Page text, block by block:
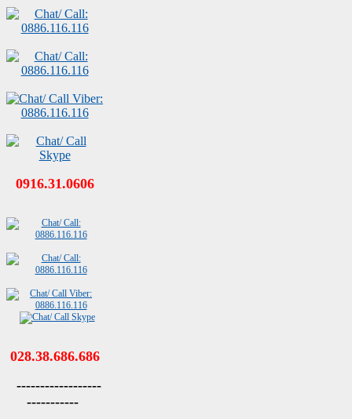
0916.31.0606
028.38.686.686
------------------
-----------